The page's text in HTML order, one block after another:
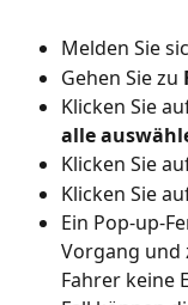
Melden Sie
Gehen Sie zu
Klicken Sie
alle
Klicken Sie
Klicken Sie
Ein Pop-up-
Vorgang und
Fahrer keine